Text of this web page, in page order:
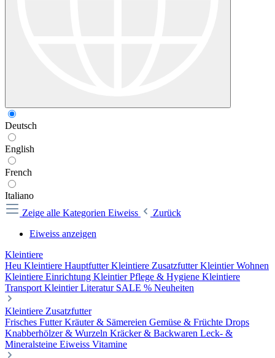
Deutsch
English
French
Italiano
Zeige alle Kategorien Eiweiss
Zurück
Eiweiss anzeigen
Kleintiere
Heu Kleintiere HauptfutterKleintiere ZusatzfutterKleintier Wohnen
Kleintiere Einrichtung Kleintier Pflege & Hygiene Kleintiere
Transport Kleintier Literatur SALE % Neuheiten
Kleintiere Zusatzfutter
Frisches FutterKräuter & Sämereien Gemüse & Früchte Drops
Knabberhölzer & Wurzeln Kräcker & Backwaren Leck- &
Mineralsteine Eiweiss Vitamine